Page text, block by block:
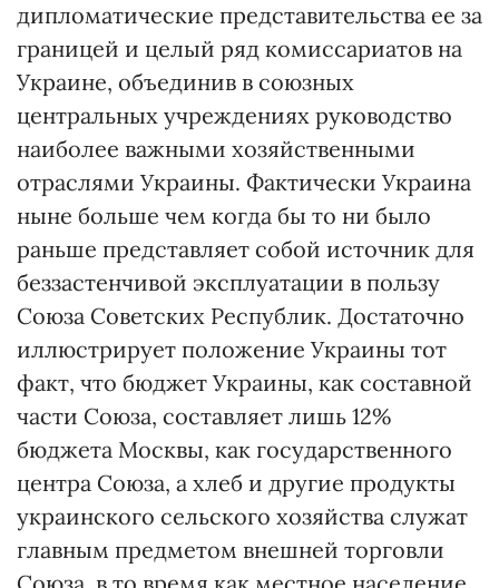
дипломатические представительства ее за
границей и целый ряд комиссариатов на
Украине, объединив в союзных
центральных учреждениях руководство
наиболее важными хозяйственными
отраслями Украины. Фактически Украина
ныне больше чем когда бы то ни было
раньше представляет собой источник для
беззастенчивой эксплуатации в пользу
Союза Советских Республик. Достаточно
иллюстрирует положение Украины тот
факт, что бюджет Украины, как составной
части Союза, составляет лишь 12%
бюджета Москвы, как государственного
центра Союза, а хлеб и другие продукты
украинского сельского хозяйства служат
главным предметом внешней торговли